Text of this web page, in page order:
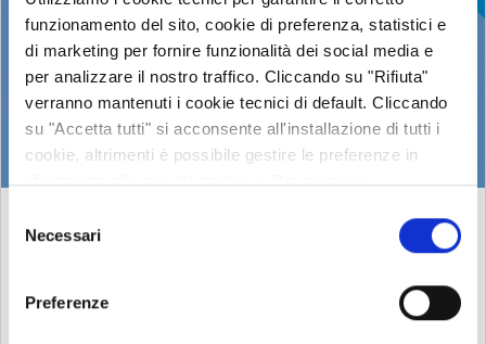
funzionamento del sito, cookie di preferenza, statistici e
di marketing per fornire funzionalità dei social media e
per analizzare il nostro traffico. Cliccando su "Rifiuta"
verranno mantenuti i cookie tecnici di default. Cliccando
su "Accetta tutti" si acconsente all'installazione di tutti i
cookie, altrimenti è possibile gestire le preferenze in
riferimento alle singole tipologie. Per maggiori
delNecessari
Preferenze
LA RONDINE, L'UCCELLO CHE NIDIFICA SOTTO
AI TETTI ED ANNUNCIA IL RITORNO DELLA
PRIMAVERA